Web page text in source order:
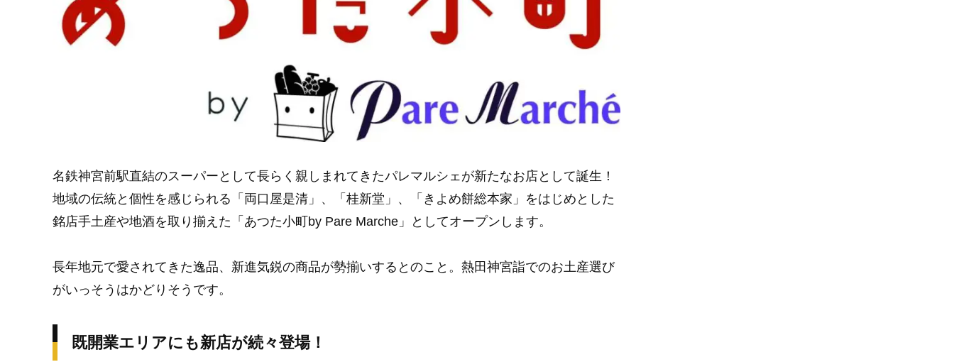
名鉄神宮前駅直結のスーパーとして長らく親しまれてきたパレマルシェが新たなお店として誕生！
地域の伝統と個性を感じられる「両口屋是清」、「桂新堂」、「きよめ餅総本家」をはじめとした
銘店手土産や地酒を取り揃えた「あつた小町by Pare Marche」としてオープンします。
長年地元で愛されてきた逸品、新進気鋭の商品が勢揃いするとのこと。熱田神宮詣でのお土産選び
がいっそうはかどりそうです。
既開業エリアにも新店が続々登場！